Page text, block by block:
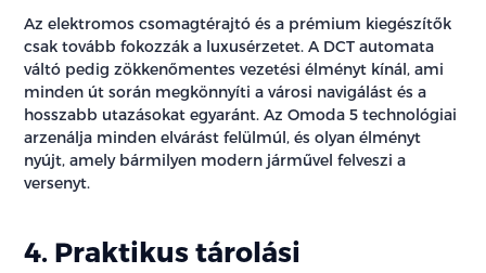
Az elektromos csomagtérajtó és a prémium kiegészítők
csak tovább fokozzák a luxusérzetet. A DCT automata
váltó pedig zökkenőmentes vezetési élményt kínál, ami
minden út során megkönnyíti a városi navigálást és a
hosszabb utazásokat egyaránt. Az Omoda 5 technológiai
arzenálja minden elvárást felülmúl, és olyan élményt
nyújt, amely bármilyen modern járművel felveszi a
versenyt.
4. Praktikus tárolási